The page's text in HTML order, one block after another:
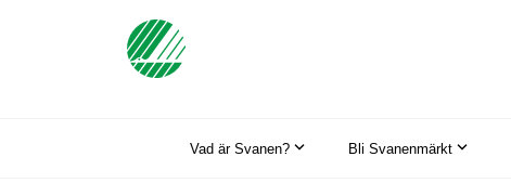
Vad är Svanen? Bli Svanenmärkt